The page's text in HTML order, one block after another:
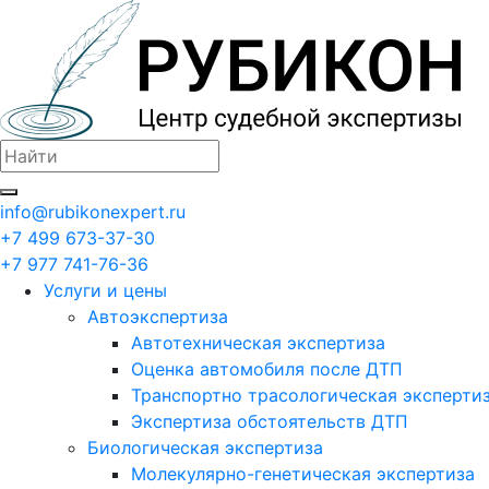
info@rubikonexpert.ru
+7 499 673-37-30
+7 977 741-76-36
Услуги и цены
Автоэкспертиза
Автотехническая экспертиза
Оценка автомобиля после ДТП
Транспортно трасологическая
Экспертиза обстоятельств ДТП
Биологическая экспертиза
Молекулярно-генетическая экспертиза